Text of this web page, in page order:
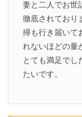
妻と二人でお世
徹底されており
掃も行き届いて
れないほどの量
とても満足でし
たいです。